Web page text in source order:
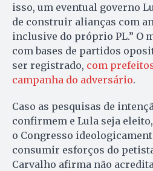
isso, um eventual governo
de construir alianças com
inclusive do próprio PL.” O
com bases de partidos
ser registrado, com
campanha do adversário.
Caso as pesquisas de
confirmem e Lula seja
o Congresso
consumir esforços do
Carvalho afirma não